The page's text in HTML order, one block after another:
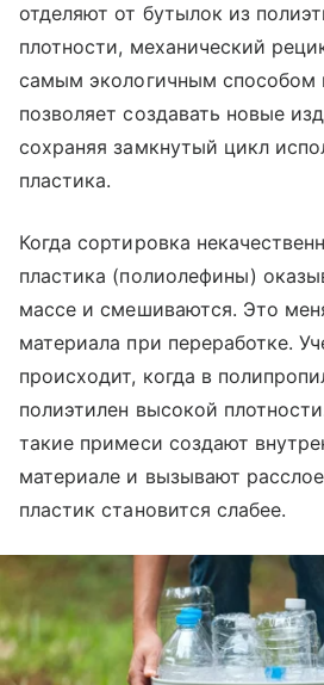
отделяют от бутылок из
плотности, механический
самым экологичным способом
позволяет создавать новые
сохраняя замкнутый цикл
пластика.
Когда сортировка
пластика (полиолефины)
массе и смешиваются. Это
материала при переработке.
происходит, когда в
полиэтилен высокой
такие примеси создают
материале и вызывают
пластик становится слабее.